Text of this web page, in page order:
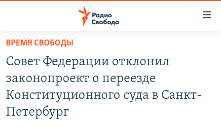
упрощенного
доступа
основному
содержанию
Вернутся
АВТОРСКИЕ ПРОЕКТЫ
ЦИТАТЫ СВОБОДЫ
ВРЕМЯ СВОБОДЫ
Совет Федерации отклонил
законопроект о переезде
Конституционного суда в Санкт-
Петербург